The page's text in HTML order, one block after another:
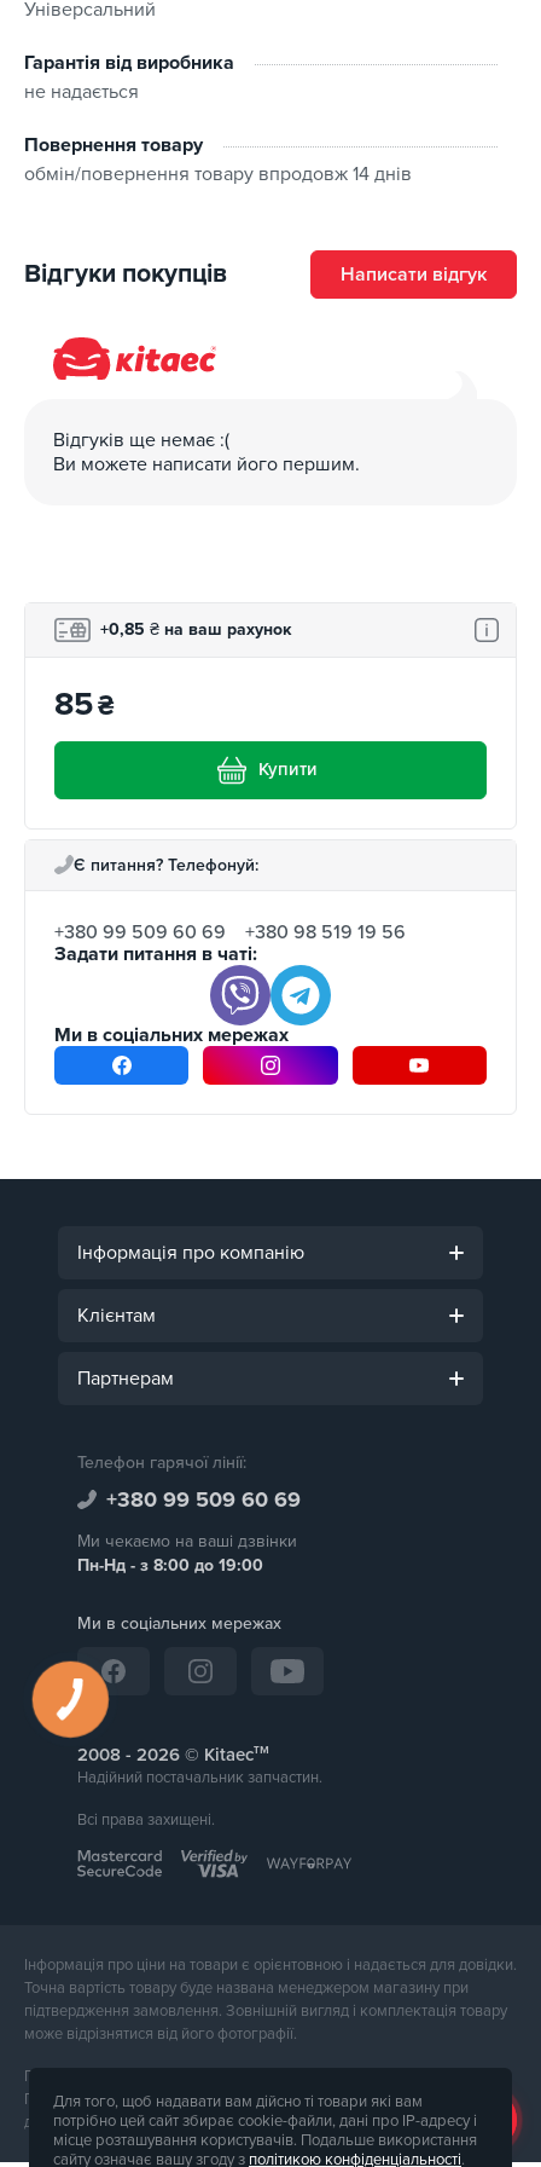
промийте їх водою. При попаданні на шкіру промийте
водою з милом. Якщо роздратування не проходить,
зверніться до лікаря. У разі проковтування негайно
викличте блювоту і зверніться до лікар.
Використовуйте в добре провітрюваному приміщенні.
Берегти від дітей!
Універсальний
Гарантія від виробника
не надається
Повернення товару
обмін/повернення товару впродовж 14 днів
Відгуки покупців Написати відгук
Відгуків ще немає :(
Ви можете написати його першим.
+0,85 ₴ на ваш рахунок
85₴
Купити
Є питання? Телефонуй:
+380 99 509 60 69
+380 98 519 19 56
Задати питання в чаті:
Ми в соціальних мережах
Інформація про компанію
Клієнтам
Партнерам
Телефон гарячої лінії:
+380 99 509 60 69
Ми чекаємо на ваші дзвінки
Пн-Нд - з 8:00 до 19:00
Ми в соціальних мережах
2008 - © Kitaecтм
Надійний постачальник запчастин.
Всі права захищені.
Інформація про ціни на товари є орієнтовною і надається для довідки.
Точна вартість товару буде названа менеджером магазину при
підтвердження замовлення. Зовнішній вигляд і комплектація товару
може відрізнятися від його фотографії.
Послуги надає ФОП Тюпа Петро Павлович, ІПН 2770105454.
Політика конфіденційності доступна запосиланням. Публічна оферта
доступна запосиланням.
Для того, щоб надавати вам дійсно ті товари які вам
потрібно цей сайт збирає cookie-файли, дані про IP-адресу і
місце розташування користувачів. Подальше використання
сайту означає вашу згоду з політикою конфіденціальності.